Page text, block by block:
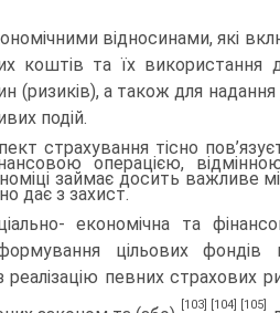
відносинами, які
коштів та їх використання
(ризиків), а також для
подій.
страхування тісно
операцією,
займає досить важливе
дає з захист.
економічна та
цільових фондів
певних страхових
[103] [104] [105]